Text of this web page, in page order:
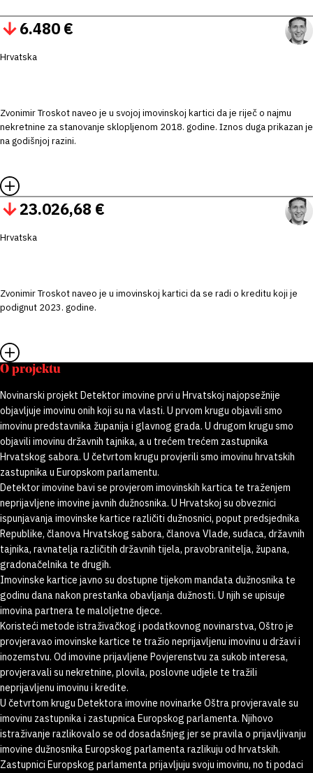
6.480 €
Hrvatska
Zvonimir Troskot naveo je u svojoj imovinskoj kartici da je riječ o najmu
nekretnine za stanovanje sklopljenom 2018. godine. Iznos duga prikazan je
na godišnjoj razini.
23.026,68 €
Hrvatska
Zvonimir Troskot naveo je u imovinskoj kartici da se radi o kreditu koji je
podignut 2023. godine.
O projektu
Novinarski projekt Detektor imovine prvi u Hrvatskoj najopsežnije
objavljuje imovinu onih koji su na vlasti. U prvom krugu objavili smo
imovinu predstavnika županija i glavnog grada. U drugom krugu smo
objavili imovinu državnih tajnika, a u trećem trećem zastupnika
Hrvatskog sabora. U četvrtom krugu provjerili smo imovinu hrvatskih
zastupnika u Europskom parlamentu.
Detektor imovine bavi se provjerom imovinskih kartica te traženjem
neprijavljene imovine javnih dužnosnika. U Hrvatskoj su obveznici
ispunjavanja imovinske kartice različiti dužnosnici, poput predsjednika
Republike, članova Hrvatskog sabora, članova Vlade, sudaca, državnih
tajnika, ravnatelja različitih državnih tijela, pravobranitelja, župana,
gradonačelnika te drugih.
Imovinske kartice javno su dostupne tijekom mandata dužnosnika te
godinu dana nakon prestanka obavljanja dužnosti. U njih se upisuje
imovina partnera te maloljetne djece.
Koristeći metode istraživačkog i podatkovnog novinarstva, Oštro je
provjeravao imovinske kartice te tražio neprijavljenu imovinu u državi i
inozemstvu. Od imovine prijavljene Povjerenstvu za sukob interesa,
provjeravali su nekretnine, plovila, poslovne udjele te tražili
neprijavljenu imovinu i kredite.
U četvrtom krugu Detektora imovine novinarke Oštra provjeravale su
imovinu zastupnika i zastupnica Europskog parlamenta. Njihovo
istraživanje razlikovalo se od dosadašnjeg jer se pravila o prijavljivanju
imovine dužnosnika Europskog parlamenta razlikuju od hrvatskih.
Zastupnici Europskog parlamenta prijavljuju svoju imovinu, no ti podaci